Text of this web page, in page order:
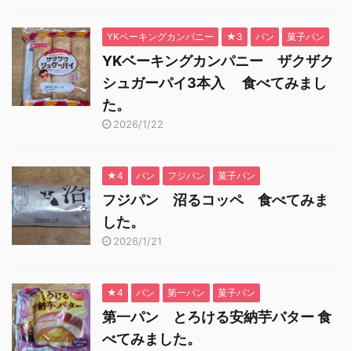
YKベーキングカンパニー ★3 パン 菓子パン
YKベーキングカンパニー ザクザク
シュガーパイ3本入 食べてみまし
た。
2026/1/22
★4 パン フジパン 菓子パン
フジパン 沼るコッペ 食べてみま
した。
2026/1/21
★4 パン 第一パン 菓子パン
第一パン とろける安納芋バター 食
べてみました。